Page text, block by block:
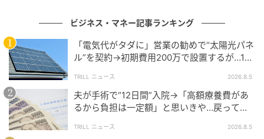
店舗独自のおすすめコメントや接客方針も反映できる
ため、AIの提案には店舗らしい言葉や売り出したいワ
インの方向性が反映されます。
ワイン初心者へのやさしい案内、料理とのペアリン
グ、味わいの比較、グラスワインの案内まで、接客の
幅を広げる設計です。
ビジネス・マネー記事ランキング
「電気代がタダに」営業の勧めで“太陽光パネ
ル”を契約→初期費用200万で設置するが…10
TRILL ニュース 2026.8.5
夫が手術で“12日間”入院→「高額療養費があ
るから負担は一定額」と思いきや…戻ってき
TRILL ニュース 2026.8.5